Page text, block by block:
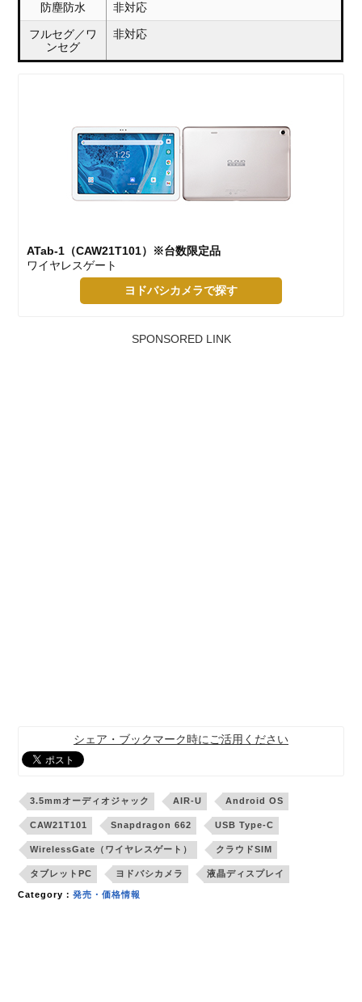
防塵防水 非対応
フルセグ／ワ
ンセグ
非対応
ATab-1（CAW21T101）※台数限定品
ワイヤレスゲート
ヨドバシカメラで探す
SPONSORED LINK
シェア・ブックマーク時にご活用ください
3.5mmオーディオジャック AIR-U Android OS
CAW21T101 Snapdragon 662 USB Type-C
WirelessGate（ワイヤレスゲート） クラウドSIM
タブレットPC ヨドバシカメラ 液晶ディスプレイ
Category：発売・価格情報